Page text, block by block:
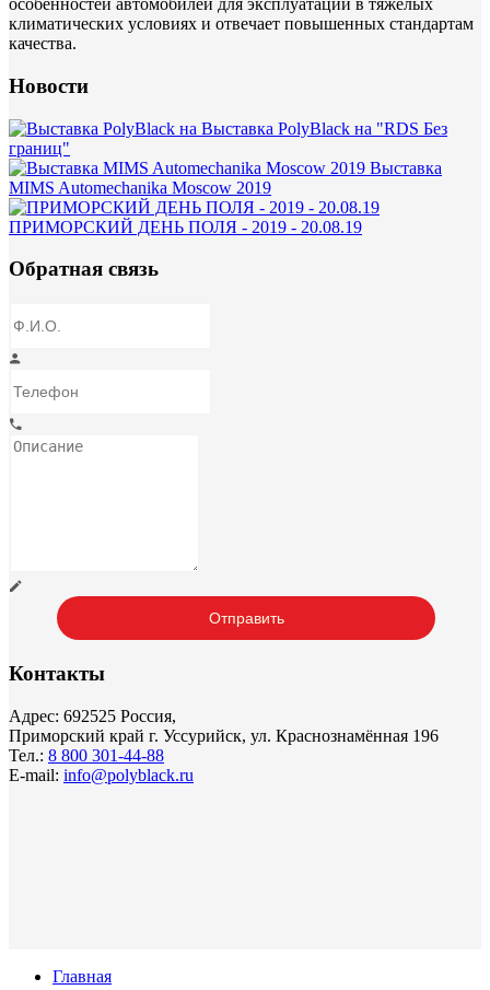
особенностей автомобилей для эксплуатации в тяжёлых
климатических условиях и отвечает повышенных стандартам
качества.
Новости
Выставка PolyBlack на "RDS Без
границ"
Выставка
MIMS Automechanika Moscow 2019
ПРИМОРСКИЙ ДЕНЬ ПОЛЯ - 2019 - 20.08.19
Обратная связь
Контакты
Адрес: 692525 Россия,
Приморский край г. Уссурийск, ул. Краснознамённая 196
Тел.: 8 800 301-44-88
E-mail: info@polyblack.ru
Главная